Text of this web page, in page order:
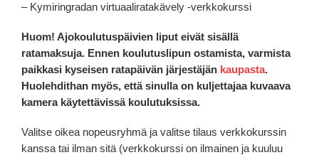
– Kymiringradan virtuaaliratakävely -verkkokurssi
Huom! Ajokoulutuspäivien liput eivät sisällä
ratamaksuja. Ennen koulutuslipun ostamista, varmista
paikkasi kyseisen ratapäivän järjestäjän kaupasta.
Huolehdithan myös, että sinulla on kuljettajaa kuvaava
kamera käytettävissä koulutuksissa.
Valitse oikea nopeusryhmä ja valitse tilaus verkkokurssin
kanssa tai ilman sitä (verkkokurssi on ilmainen ja kuuluu